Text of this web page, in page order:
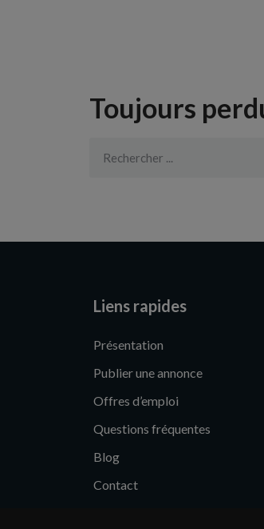
Toujours
Liens rapides
Présentation
Publier une annonce
Offres d’emploi
Questions fréquentes
Blog
Contact